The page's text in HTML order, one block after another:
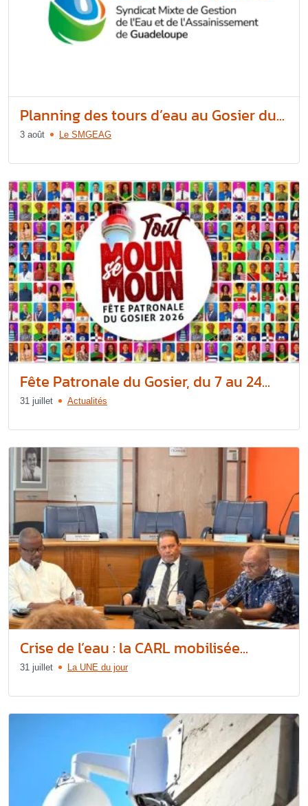
Planning des tours d’eau au Gosier du...
3 août Le SMGEAG
Fête Patronale du Gosier, du 7 au 24...
31 juillet Actualités
Crise de l’eau : la CARL mobilisée...
31 juillet La UNE du jour